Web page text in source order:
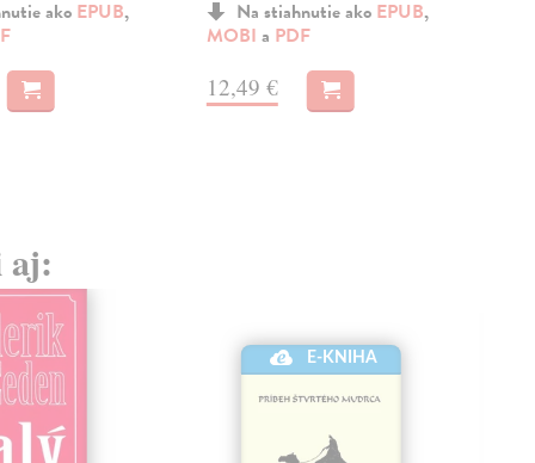
ako EPUB,
Na stiahnutie ako EPUB,
MOBI a PDF
12,49 €
aj:
E-KNIHA